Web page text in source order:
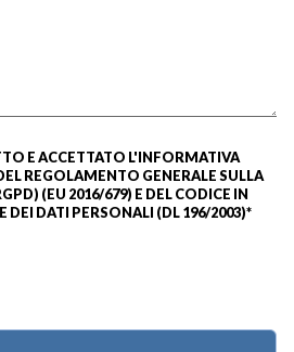
E ACCETTATO L'INFORMATIVA
REGOLAMENTO GENERALE SULLA
(EU 2016/679) E DEL CODICE IN
DEI DATI PERSONALI (DL 196/2003)*